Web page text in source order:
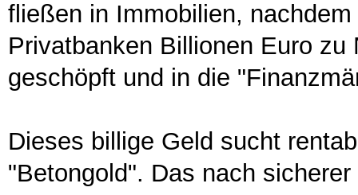
fließen in Immobilien,
Privatbanken Billionen Euro
geschöpft und in die
Dieses billige Geld sucht
"Betongold". Das nach